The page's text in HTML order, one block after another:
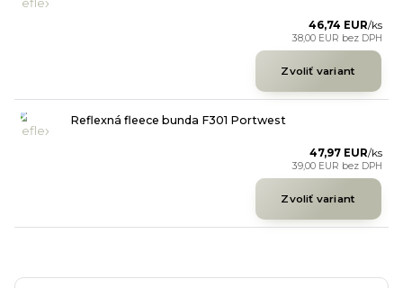
46,74 EUR/ks
38,00 EUR bez DPH
Zvoliť variant
Reflexná fleece bunda F301 Portwest
47,97 EUR/ks
39,00 EUR bez DPH
Zvoliť variant